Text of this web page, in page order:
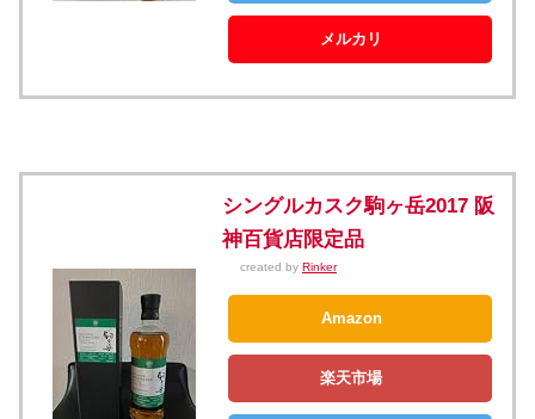
メルカリ
シングルカスク駒ヶ岳2017 阪
神百貨店限定品
created by Rinker
Amazon
楽天市場